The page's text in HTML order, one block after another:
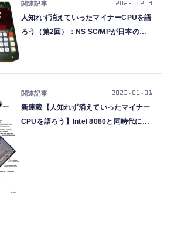
人知れず消えていったマイナーCPUを語
ろう（第2回）：NS SC/MPが日本のパ
2023.02.9
新連載【人知れず消えていったマイナー
CPUを語ろう】Intel 8080と同時代に生
2023.01.31